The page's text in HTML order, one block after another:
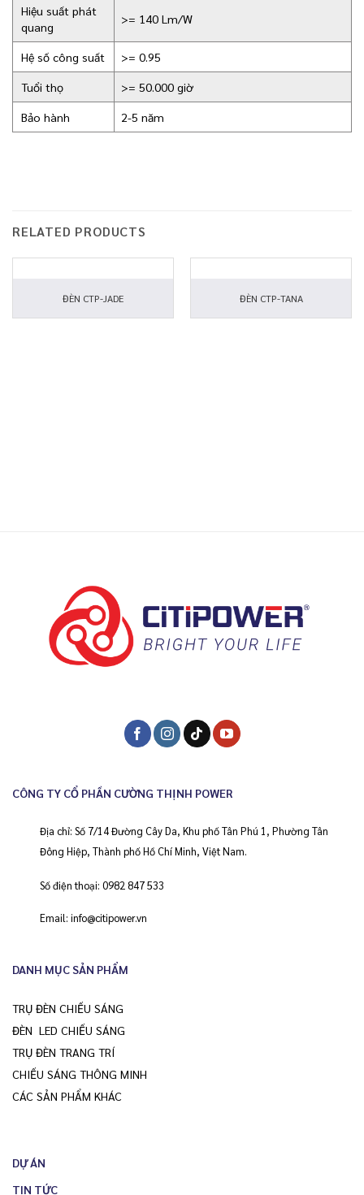
Hiệu suất phát
quang
>= 140 Lm/W
Hệ số công suất >= 0.95
Tuổi thọ >= 50.000 giờ
Bảo hành 2-5 năm
RELATED PRODUCTS
ĐÈN CTP-JADE ĐÈN CTP-TANA
CÔNG TY CỔ PHẦN CƯỜNG THỊNH POWER
Địa chỉ: Số 7/14 Đường Cây Da, Khu phố Tân Phú 1, Phường Tân
Đông Hiệp, Thành phố Hồ Chí Minh, Việt Nam.
Số điện thoại: 0982 847 533
Email: info@citipower.vn
DANH MỤC SẢN PHẨM
TRỤ ĐÈN CHIẾU SÁNG
ĐÈN LED CHIẾU SÁNG
TRỤ ĐÈN TRANG TRÍ
CHIẾU SÁNG THÔNG MINH
CÁC SẢN PHẨM KHÁC
DỰ ÁN
TIN TỨC